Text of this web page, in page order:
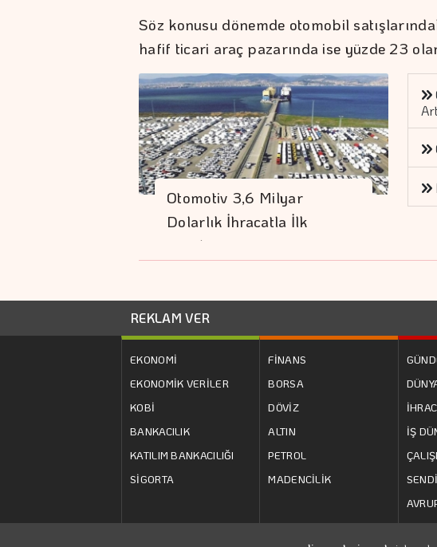
Söz konusu dönemde otomobil
hafif ticari araç pazarında ise yüzde 23
Otomotiv 3,6 Milyar
Dolarlık İhracatla İlk
Sırada…
REKLAM VER
EKONOMİ
EKONOMİK VERİLER
KOBİ
BANKACILIK
KATILIM BANKACILIĞI
SİGORTA
FİNANS
BORSA
DÖVİZ
ALTIN
PETROL
MADENCİLİK
İŞ